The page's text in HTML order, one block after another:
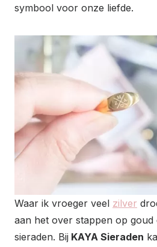
symbool voor onze liefde.
Waar ik vroeger veel zilver
aan het over stappen op goud
sieraden. Bij KAYA Sieraden